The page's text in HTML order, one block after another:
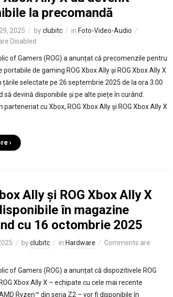
la precomandă
2025 byclubitc in Foto-Video-Audio
Disabled
of Gamers (ROG) a anunțat că precomenzile pentru
portabile de gaming ROG Xbox Ally și ROG Xbox Ally X
țările selectate pe 26 septembrie 2025 de la ora 3:00
să devină disponibile și pe alte piețe în curând.
parteneriat cu Xbox, ROG Xbox Ally și ROG Xbox Ally X
›
Ally și ROG Xbox Ally X
în magazine
cu 16 octombrie 2025
byclubitc in Hardware
Comments are
of Gamers (ROG) a anunțat că dispozitivele ROG
Xbox Ally X – echipate cu cele mai recente
Ryzen™ din seria Z2 – vor fi disponibile în